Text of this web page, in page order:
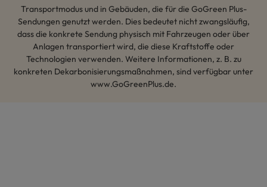
Transportmodus und in Gebäuden, die für die GoGreen Plus-
Sendungen genutzt werden. Dies bedeutet nicht zwangsläufig,
dass die konkrete Sendung physisch mit Fahrzeugen oder über
Anlagen transportiert wird, die diese Kraftstoffe oder
Technologien verwenden. Weitere Informationen, z. B. zu
konkreten Dekarbonisierungsmaßnahmen, sind verfügbar unter
www.GoGreenPlus.de.